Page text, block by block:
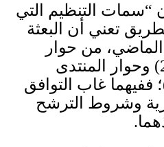
“سمات التنظيم التي
تعني أن البعثة
من حوار
وحوار المنتدى
؛ ففيهما غاب التوافق
وشروط الترشح